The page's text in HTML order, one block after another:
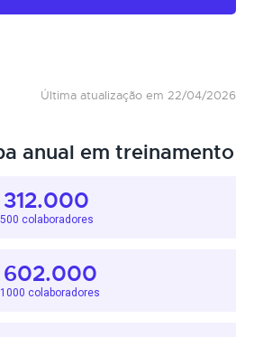
Última atualização em 22/04/2026
anual em treinamento
312.000
colaboradores
602.000
colaboradores